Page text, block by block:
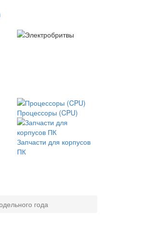
Процессоры (CPU)
Запчасти для корпусов
ПК
года